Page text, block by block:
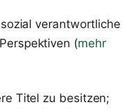
verantwortliche
(mehr
Titel zu besitzen;